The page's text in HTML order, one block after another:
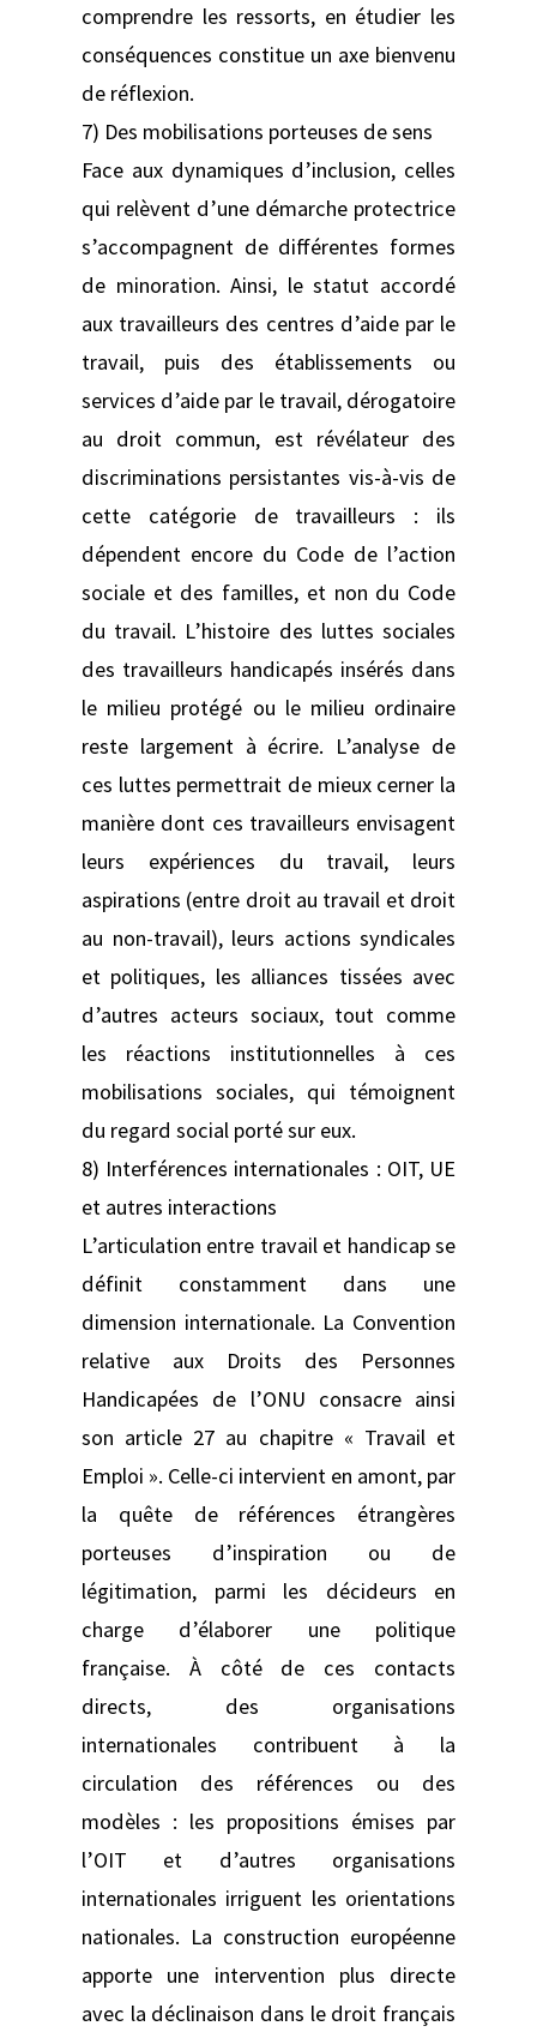
comprendre les ressorts, en étudier les
conséquences constitue un axe bienvenu
de réflexion.
7) Des mobilisations porteuses de sens
Face aux dynamiques d’inclusion, celles
qui relèvent d’une démarche protectrice
s’accompagnent de différentes formes
de minoration. Ainsi, le statut accordé
aux travailleurs des centres d’aide par le
travail, puis des établissements ou
services d’aide par le travail, dérogatoire
au droit commun, est révélateur des
discriminations persistantes vis-à-vis de
cette catégorie de travailleurs : ils
dépendent encore du Code de l’action
sociale et des familles, et non du Code
du travail. L’histoire des luttes sociales
des travailleurs handicapés insérés dans
le milieu protégé ou le milieu ordinaire
reste largement à écrire. L’analyse de
ces luttes permettrait de mieux cerner la
manière dont ces travailleurs envisagent
leurs expériences du travail, leurs
aspirations (entre droit au travail et droit
au non-travail), leurs actions syndicales
et politiques, les alliances tissées avec
d’autres acteurs sociaux, tout comme
les réactions institutionnelles à ces
mobilisations sociales, qui témoignent
du regard social porté sur eux.
8) Interférences internationales : OIT, UE
et autres interactions
L’articulation entre travail et handicap se
définit constamment dans une
dimension internationale. La Convention
relative aux Droits des Personnes
Handicapées de l’ONU consacre ainsi
son article 27 au chapitre « Travail et
Emploi ». Celle-ci intervient en amont, par
la quête de références étrangères
porteuses d’inspiration ou de
légitimation, parmi les décideurs en
charge d’élaborer une politique
française. À côté de ces contacts
directs, des organisations
internationales contribuent à la
circulation des références ou des
modèles : les propositions émises par
l’OIT et d’autres organisations
internationales irriguent les orientations
nationales. La construction européenne
apporte une intervention plus directe
avec la déclinaison dans le droit français